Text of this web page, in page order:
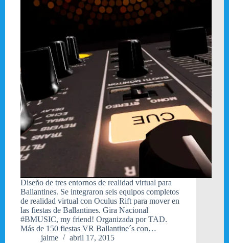
Diseño de tres entornos de realidad virtual para
Ballantines. Se integraron seis equipos completos
de realidad virtual con Oculus Rift para mover en
las fiestas de Ballantines. Gira Nacional
#BMUSIC, my friend! Organizada por TAD.
Más de 150 fiestas VR Ballantine´s con…
jaime
abril 17, 2015